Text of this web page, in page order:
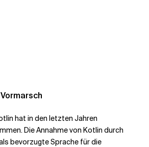
hat in den letzten Jahren
Die Annahme von Kotlin durch
bevorzugte Sprache für die